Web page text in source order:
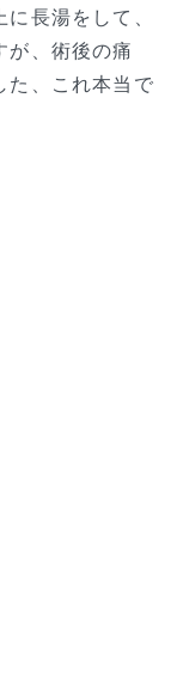
長湯をして、
が、術後の痛
た、これ本当で